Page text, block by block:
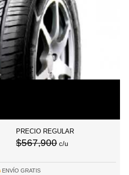
PRECIO REGULAR
$567,900 c/u
ENVÍO GRATIS